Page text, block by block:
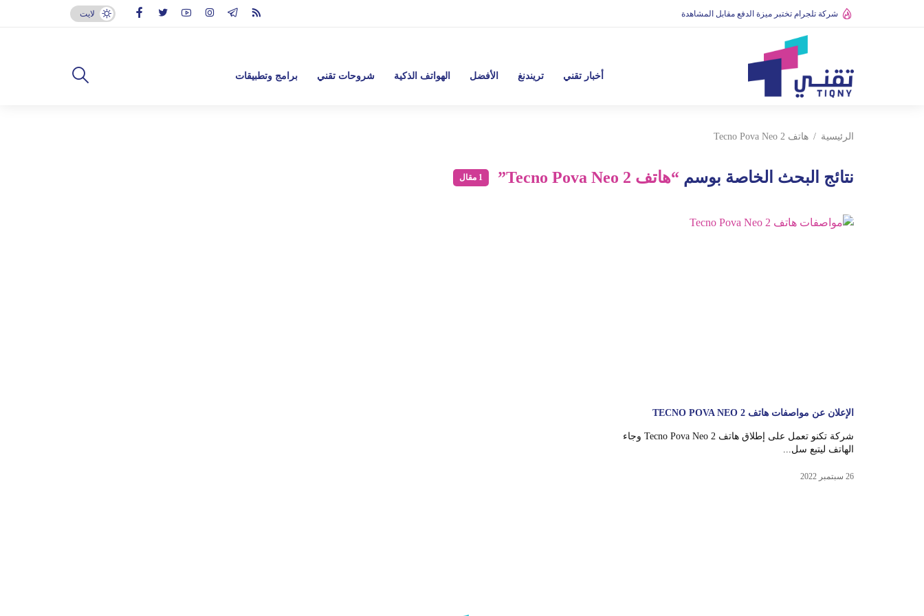
شركة تلجرام تختبر ميزة الدفع مقابل المشاهدة لايت
أخبار تقني تريندنغ الأفضل الهواتف الذكية شروحات تقني برامج وتطبيقات
الرئيسية هاتف Tecno Pova Neo 2
نتائج البحث الخاصة بوسم “هاتف Tecno Pova Neo 2” 1 مقال
الإعلان عن مواصفات هاتف TECNO POVA NEO 2
شركة تكنو تعمل على إطلاق هاتف Tecno Pova Neo 2 وجاء
الهاتف ليتبع سل...
26 سبتمبر 2022